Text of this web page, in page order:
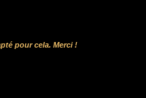
pour cela. Merci !